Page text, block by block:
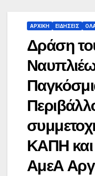
ΑΡΧΙΚΗ ΕΙΔΗΣΕΙΣ
Δράση
ΚΑΠΗ
ΑμεΑ